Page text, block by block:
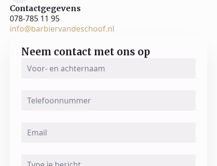
Contactgegevens
078-785 11 95
info@barbiervandeschoof.nl
Neem contact met ons op
en